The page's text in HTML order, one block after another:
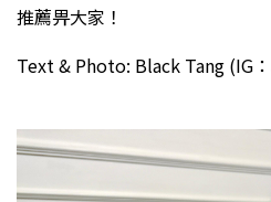
推薦畀大家！
Text & Photo: Black Tang (IG